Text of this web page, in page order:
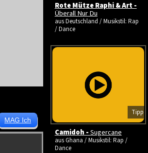
Rote Mütze Raphi & Art -
Überall Nur Du
aus Deutschland / Musikstil: Rap
/ Dance
Tipp
Camidoh -Sugercane
aus Ghana / Musikstil: Rap /
Dance